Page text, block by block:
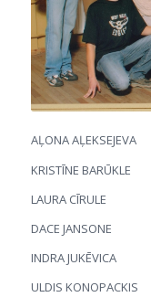
AĻONA AĻEKSEJEVA
KRISTĪNE BARŪKLE
LAURA CĪRULE
DACE JANSONE
INDRA JUKĒVICA
ULDIS KONOPACKIS